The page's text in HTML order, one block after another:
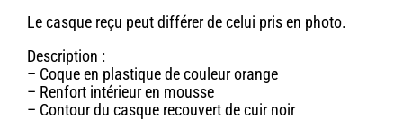
Le casque reçu peut différer de celui pris en photo.
Description :
– Coque en plastique de couleur orange
– Renfort intérieur en mousse
– Contour du casque recouvert de cuir noir